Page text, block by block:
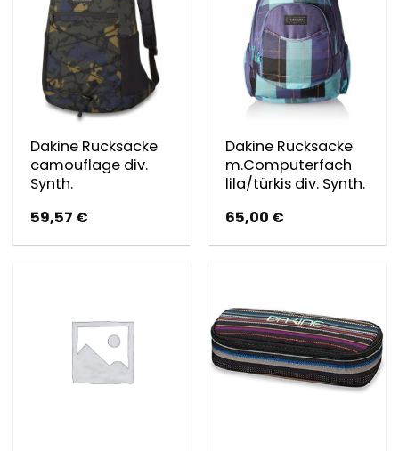
Dakine Rucksäcke
camouflage div.
Synth.
59,57 €
Dakine Rucksäcke
m.Computerfach
lila/türkis div. Synth.
65,00 €